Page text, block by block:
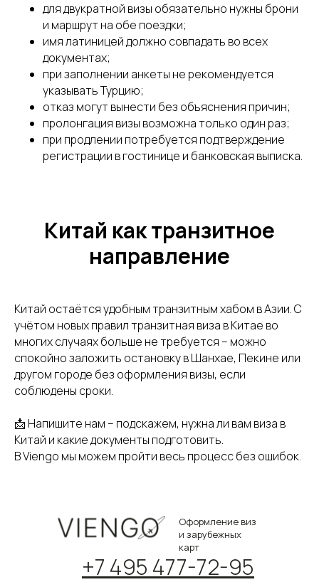
для двукратной визы обязательно нужны брони
и маршрут на обе поездки;
имя латиницей должно совпадать во всех
документах;
при заполнении анкеты не рекомендуется
указывать Турцию;
отказ могут вынести без объяснения причин;
пролонгация визы возможна только один раз;
при продлении потребуется подтверждение
регистрации в гостинице и банковская выписка.
Китай как транзитное
направление
Китай остаётся удобным транзитным хабом в Азии. С
учётом новых правил транзитная виза в Китае во
многих случаях больше не требуется – можно
спокойно заложить остановку в Шанхае, Пекине или
другом городе без оформления визы, если
соблюдены сроки.
📩 Напишите нам – подскажем, нужна ли вам виза в
Китай и какие документы подготовить.
В Viengo мы можем пройти весь процесс без ошибок.
Оформление виз
и зарубежных
карт
+7 495 477-72-95